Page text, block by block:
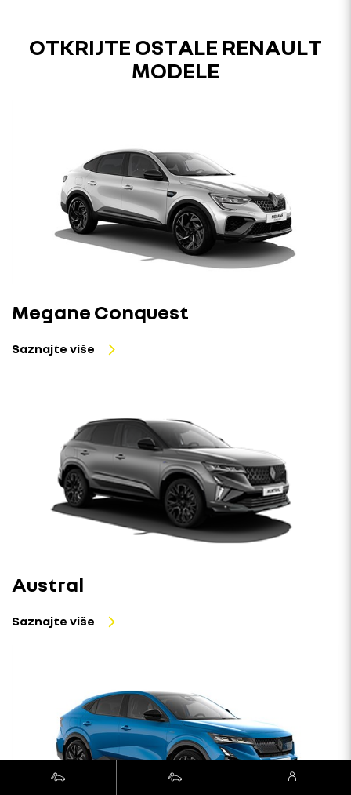
OTKRIJTE OSTALE RENAULT
MODELE
Megane Conquest
Saznajte više
Austral
Saznajte više